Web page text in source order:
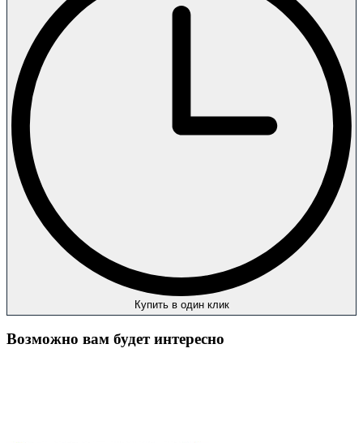
Купить в один клик
Возможно вам будет интересно